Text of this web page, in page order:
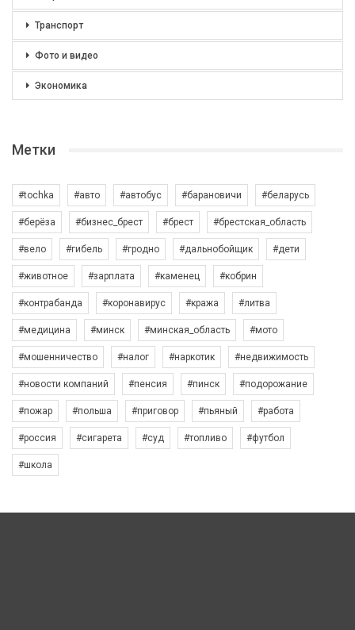
Транспорт
Фото и видео
Экономика
Метки
#tochka #авто #автобус #барановичи #беларусь
#берёза #бизнес_брест #брест #брестская_область
#вело #гибель #гродно #дальнобойщик #дети
#животное #зарплата #каменец #кобрин
#контрабанда #коронавирус #кража #литва
#медицина #минск #минская_область #мото
#мошенничество #налог #наркотик #недвижимость
#новости компаний #пенсия #пинск #подорожание
#пожар #польша #приговор #пьяный #работа
#россия #сигарета #суд #топливо #футбол
#школа